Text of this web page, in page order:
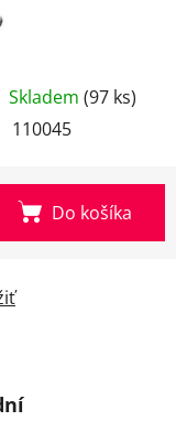
Skladem (97 ks)
110045
Do košíka